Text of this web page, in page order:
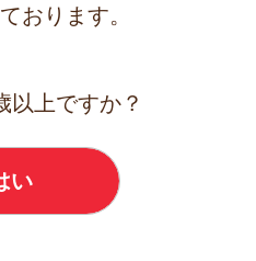
み、必要事項を選択・記入し
おります。
以上ですか？
い